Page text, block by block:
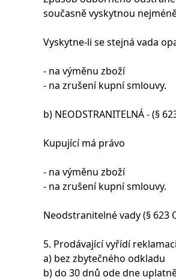
současně vyskytnou
Vyskytne-li se stejná vada
- na výměnu zboží
- na zrušení kupní smlouvy.
b) NEODSTRANITELNÁ - (§
Kupující má právo
- na výměnu zboží
- na zrušení kupní smlouvy.
Neodstranitelné vady (§ 623
5. Prodávající vyřídí
a) bez zbytečného odkladu
b) do 30 dnů ode dne